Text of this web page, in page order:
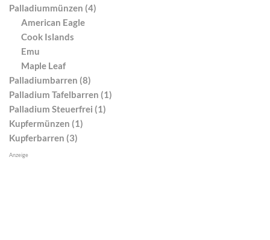
Palladiummünzen (4)
American Eagle
Cook Islands
Emu
Maple Leaf
Palladiumbarren (8)
Palladium Tafelbarren (1)
Palladium Steuerfrei (1)
Kupfermünzen (1)
Kupferbarren (3)
Anzeige